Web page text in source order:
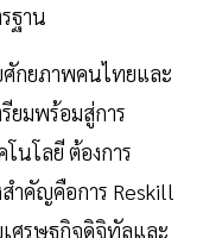
ฐาน
กยภาพคนไทยและ
ยมพร้อมสู่การ
นโลยี ต้องการ
ำคัญคือการ Reskill
ศรษฐกิจดิจิทัลและ